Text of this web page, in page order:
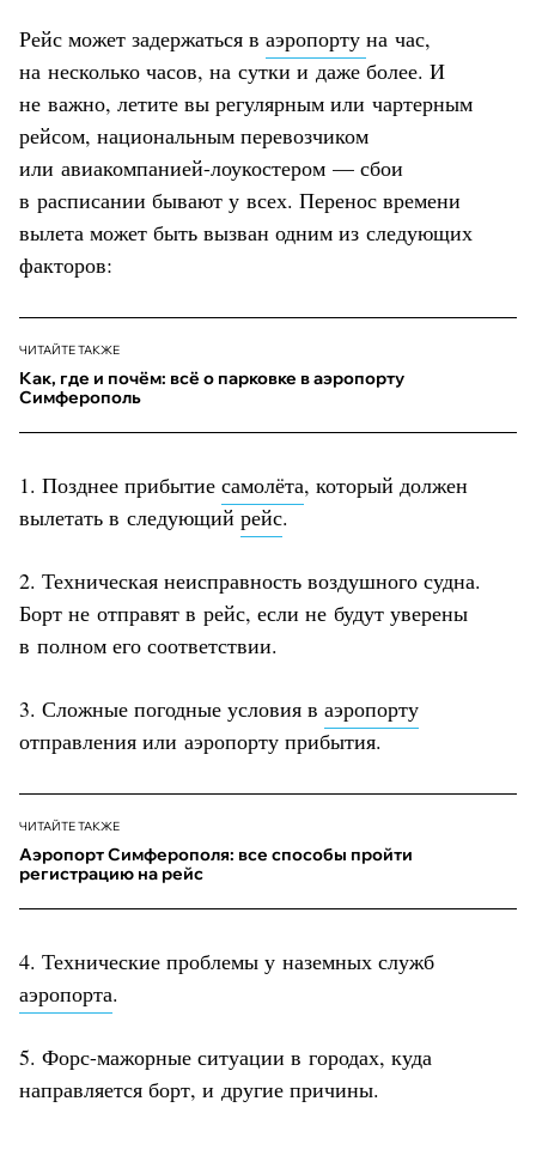
Рейс может задержаться в аэропорту на час,
на несколько часов, на сутки и даже более. И
не важно, летите вы регулярным или чартерным
рейсом, национальным перевозчиком
или авиакомпанией-лоукостером — сбои
в расписании бывают у всех. Перенос времени
вылета может быть вызван одним из следующих
факторов:
ЧИТАЙТЕ ТАКЖЕ
Как, где и почём: всё о парковке в аэропорту
Симферополь
1. Позднее прибытие самолёта, который должен
вылетать в следующий рейс.
2. Техническая неисправность воздушного судна.
Борт не отправят в рейс, если не будут уверены
в полном его соответствии.
3. Сложные погодные условия в аэропорту
отправления или аэропорту прибытия.
ЧИТАЙТЕ ТАКЖЕ
Аэропорт Симферополя: все способы пройти
регистрацию на рейс
4. Технические проблемы у наземных служб
аэропорта.
5. Форс-мажорные ситуации в городах, куда
направляется борт, и другие причины.